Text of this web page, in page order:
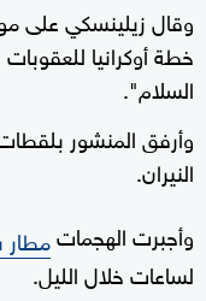
وقال زيلينسكي على
خطة أوكرانيا
السلام".
وأرفق المنشور
النيران.
وأجبرت الهجمات
لساعات خلال الليل.